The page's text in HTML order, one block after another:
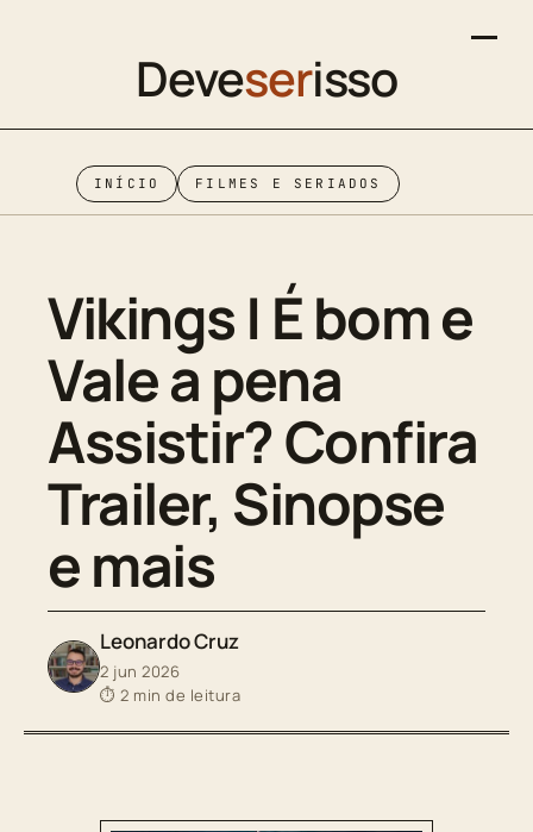
Deveserisso
INÍCIO FILMES E SERIADOS
Vikings | É bom e
Vale a pena
Assistir? Confira
Trailer, Sinopse
e mais
Leonardo Cruz
2 jun 2026
⏱ 2 min de leitura